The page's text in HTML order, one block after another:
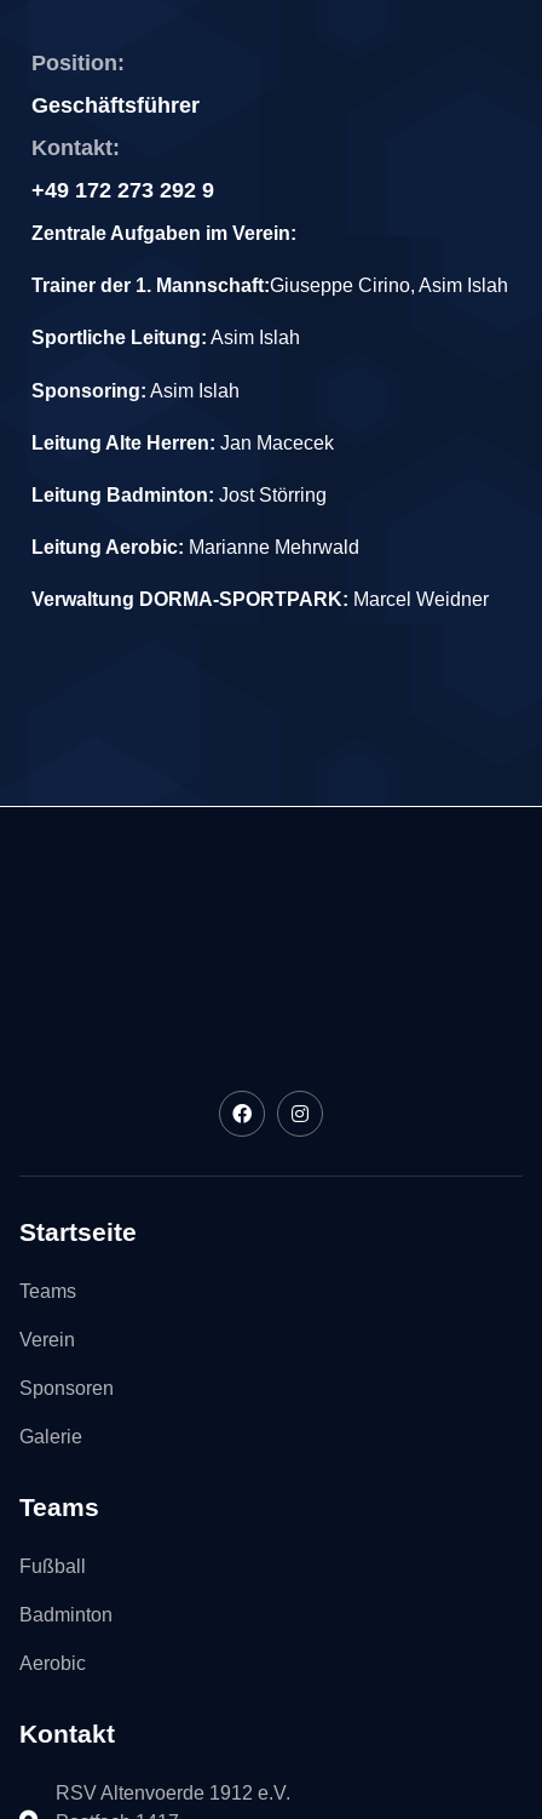
Position:
Geschäftsführer
Kontakt:
+49 172 273 292 9
Zentrale Aufgaben im Verein:
Trainer der 1. Mannschaft:Giuseppe Cirino, Asim Islah
Sportliche Leitung: Asim Islah
Sponsoring: Asim Islah
Leitung Alte Herren: Jan Macecek
Leitung Badminton: Jost Störring
Leitung Aerobic: Marianne Mehrwald
Verwaltung DORMA-SPORTPARK: Marcel Weidner
Startseite
Teams
Verein
Sponsoren
Galerie
Teams
Fußball
Badminton
Aerobic
Kontakt
RSV Altenvoerde 1912 e.V.